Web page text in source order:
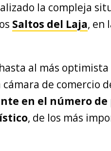
la compleja
Saltos del Laja, en
al más optimista
de comercio
en el número de
, de los más